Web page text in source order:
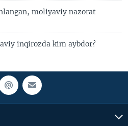
moliyaviy nazorat
inqirozda kim aybdor?